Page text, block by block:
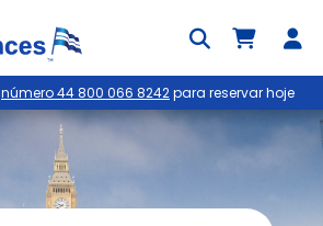
número 44 800 066 8242para reservar hoje